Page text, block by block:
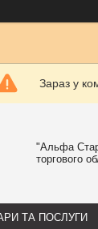
Зараз у
"Альфа
торгового
ТА ПОСЛУГИ